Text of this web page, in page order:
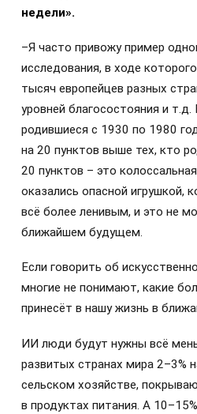
недели».
–Я часто привожу пример
исследования, в ходе
тысяч европейцев разных
уровней благосостояния и
родившиеся с 1930 по 1980
на 20 пунктов выше тех, кто
20 пунктов – это
оказались опасной игрушкой,
всё более ленивым, и это не
ближайшем будущем.
Если говорить об
многие не понимают, какие
принесёт в нашу жизнь в
ИИ люди будут нужны всё
развитых странах мира 2–3%
сельском хозяйстве,
в продуктах питания. А